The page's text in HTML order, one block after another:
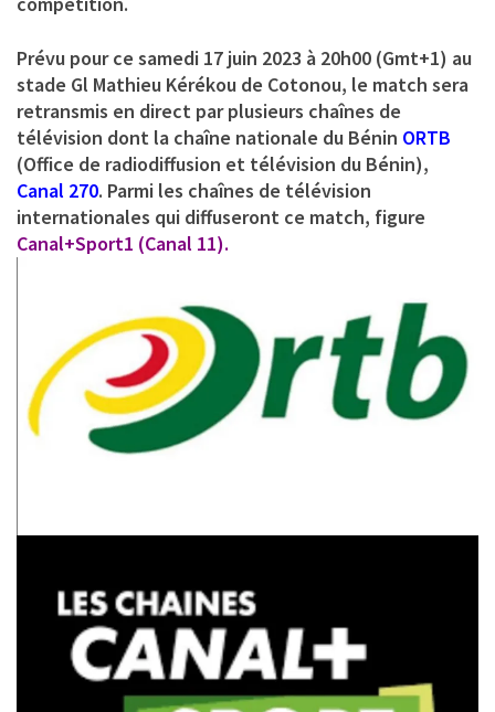
Prévu pour ce samedi 17 juin 2023 à 20h00 (Gmt+1) au
stade Gl Mathieu Kérékou de Cotonou, le match sera
retransmis en direct par plusieurs chaînes de
télévision dont la chaîne nationale du Bénin ORTB
(Office de radiodiffusion et télévision du Bénin),
Canal 270. Parmi les chaînes de télévision
internationales qui diffuseront ce match, figure
Canal+Sport1 (Canal 11).